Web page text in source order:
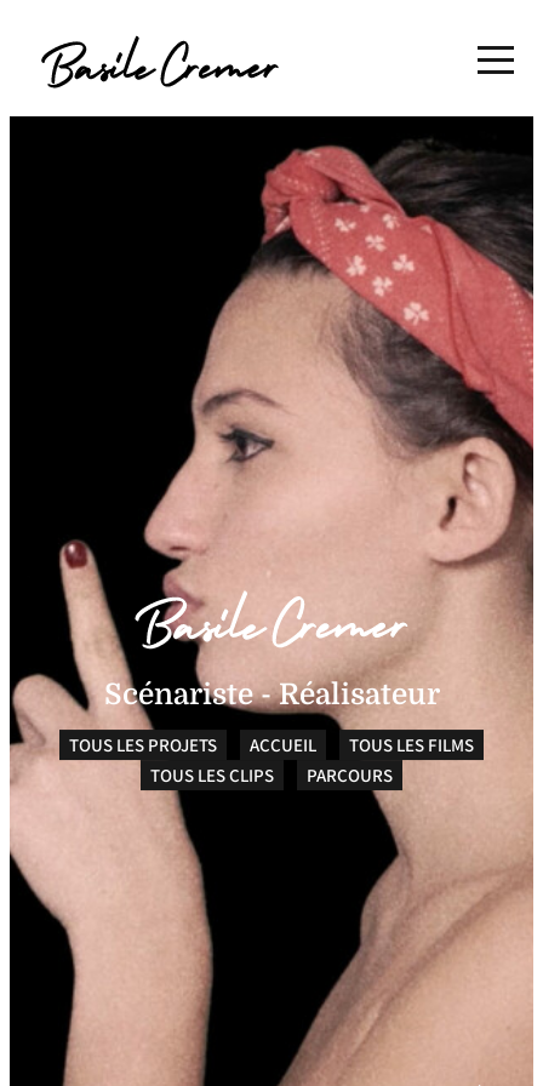
Scénariste - Réalisateur
TOUS LES PROJETS ACCUEIL
TOUS LES FILMS
TOUS LES CLIPS
PARCOURS